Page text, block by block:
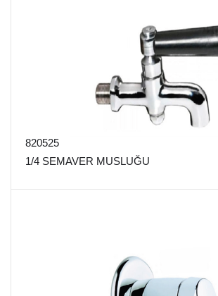
820525
1/4 SEMAVER MUSLUĞU